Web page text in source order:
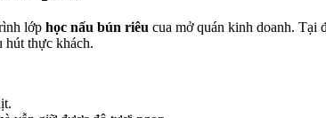
lớp học nấu bún riêu cua mở quán kinh doanh. Tại
hút thực khách.